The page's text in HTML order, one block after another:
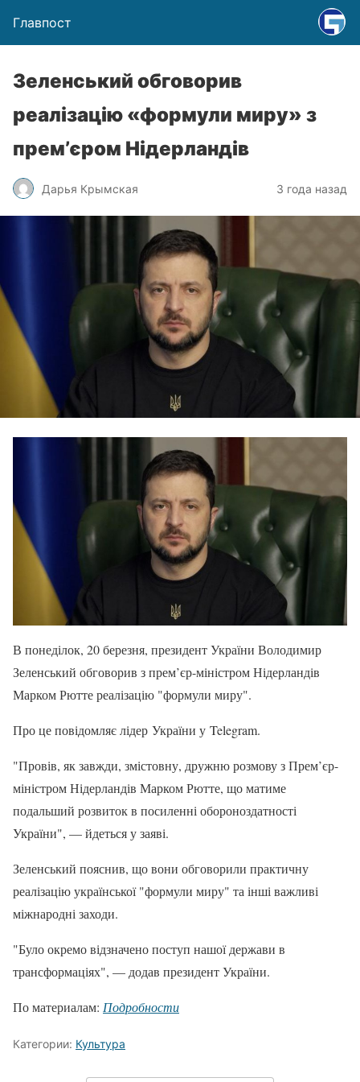
Главпост
Зеленський обговорив
реалізацію «формули миру» з
прем’єром Нідерландів
Дарья Крымская 3 года назад
В понеділок, 20 березня, президент України Володимир
Зеленський обговорив з прем’єр-міністром Нідерландів
Марком Рютте реалізацію "формули миру".
Про це повідомляє лідер України у Telegram.
"Провів, як завжди, змістовну, дружню розмову з Прем’єр-
міністром Нідерландів Марком Рютте, що матиме
подальший розвиток в посиленні обороноздатності
України", — йдеться у заяві.
Зеленський пояснив, що вони обговорили практичну
реалізацію української "формули миру" та інші важливі
міжнародні заходи.
"Було окремо відзначено поступ нашої держави в
трансформаціях", — додав президент України.
По материалам: Подробности
Категории: Культура